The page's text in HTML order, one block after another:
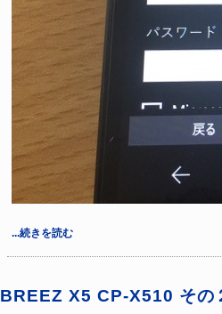
...続きを読む
BREEZ X5 CP-X510 そ